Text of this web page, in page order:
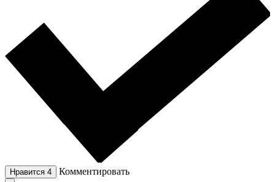
Нравится 4 Комментировать